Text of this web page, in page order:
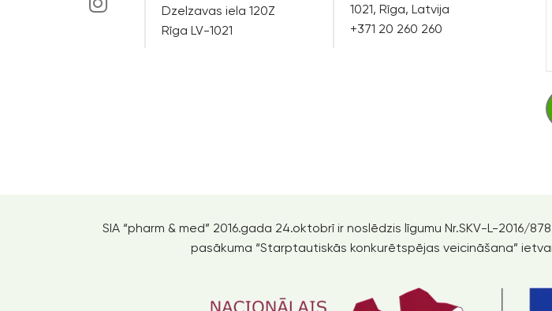
Dzelzavas iela 120Z
Rīga LV-1021
1021, Rīga, Latvija
+371 20 260 260
SIA “pharm & med” 2016.gada 24.oktobrī ir noslēdzis līgumu Nr.SKV-L-
pasākuma “Starptautiskās konkurētspējas veicināšana”